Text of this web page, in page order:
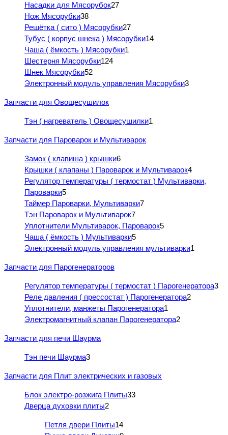
Насадки для Мясорубок27
Нож Мясорубки38
Решётка ( сито ) Мясорубки27
Тубус ( корпус шнека ) Мясорубки14
Чаша ( ёмкость ) Мясорубки1
Шестерня Мясорубки124
Шнек Мясорубки52
Электронный модуль управления Мясорубки3
Запчасти для Овощесушилок
Тэн ( нагреватель ) Овощесушилки1
Запчасти для Пароварок и Мультиварок
Замок ( клавиша ) крышки6
Крышки ( клапаны ) Пароварок и Мультиварок4
Регулятор температуры ( термостат ) Мультиварки,
Пароварки5
Таймер Пароварки, Мультиварки7
Тэн Пароварок и Мультиварок7
Уплотнители Мультиварок, Пароварок5
Чаша ( ёмкость ) Мультиварки5
Электронный модуль управления мультиварки1
Запчасти для Парогенераторов
Регулятор температуры ( термостат ) Парогенератора3
Реле давления ( прессостат ) Парогенератора2
Уплотнители, манжеты Парогенератора1
Электромагнитный клапан Парогенератора2
Запчасти для печи Шаурма
Тэн печи Шаурма3
Запчасти для Плит электрических и газовых
Блок электро-розжига Плиты33
Дверца духовки плиты2
Петля двери Плиты14